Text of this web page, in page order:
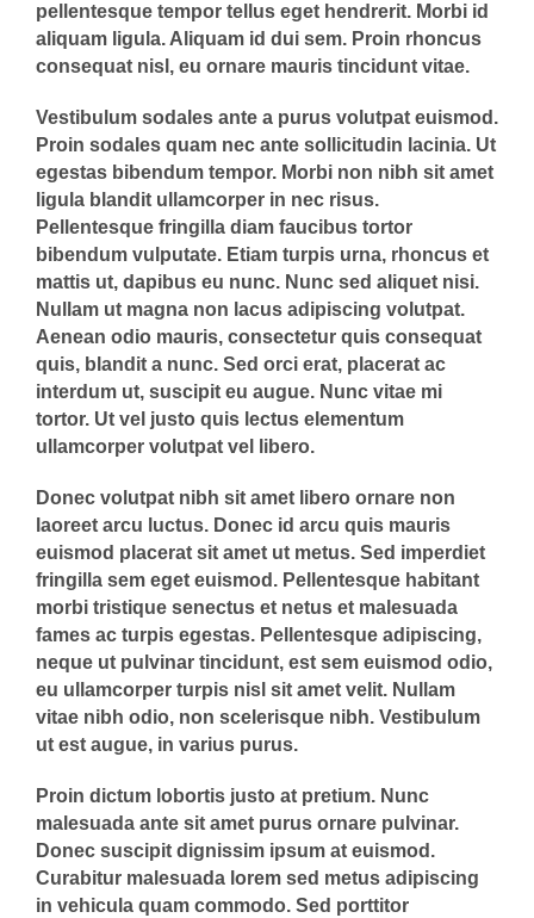
pellentesque tempor tellus eget hendrerit. Morbi id
aliquam ligula. Aliquam id dui sem. Proin rhoncus
consequat nisl, eu ornare mauris tincidunt vitae.
Vestibulum sodales ante a purus volutpat euismod.
Proin sodales quam nec ante sollicitudin lacinia. Ut
egestas bibendum tempor. Morbi non nibh sit amet
ligula blandit ullamcorper in nec risus.
Pellentesque fringilla diam faucibus tortor
bibendum vulputate. Etiam turpis urna, rhoncus et
mattis ut, dapibus eu nunc. Nunc sed aliquet nisi.
Nullam ut magna non lacus adipiscing volutpat.
Aenean odio mauris, consectetur quis consequat
quis, blandit a nunc. Sed orci erat, placerat ac
interdum ut, suscipit eu augue. Nunc vitae mi
tortor. Ut vel justo quis lectus elementum
ullamcorper volutpat vel libero.
Donec volutpat nibh sit amet libero ornare non
laoreet arcu luctus. Donec id arcu quis mauris
euismod placerat sit amet ut metus. Sed imperdiet
fringilla sem eget euismod. Pellentesque habitant
morbi tristique senectus et netus et malesuada
fames ac turpis egestas. Pellentesque adipiscing,
neque ut pulvinar tincidunt, est sem euismod odio,
eu ullamcorper turpis nisl sit amet velit. Nullam
vitae nibh odio, non scelerisque nibh. Vestibulum
ut est augue, in varius purus.
Proin dictum lobortis justo at pretium. Nunc
malesuada ante sit amet purus ornare pulvinar.
Donec suscipit dignissim ipsum at euismod.
Curabitur malesuada lorem sed metus adipiscing
in vehicula quam commodo. Sed porttitor